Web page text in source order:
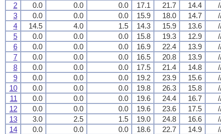
2
0.0 0.0 0.0 17.1 21.7 14.4
3
0.0 0.0 0.0 15.9 18.0 14.7
4
14.5 4.0 1.5 14.3 15.9 13.6
5
0.0 0.0 0.0 15.8 19.3 12.9
6
0.0 0.0 0.0 16.9 22.4 13.9
7
0.0 0.0 0.0 16.5 20.8 13.9
8
0.0 0.0 0.0 17.5 21.4 14.8
9
0.0 0.0 0.0 19.2 23.9 15.6
10
0.0 0.0 0.0 19.8 26.3 15.8
11
0.0 0.0 0.0 19.6 24.4 16.7
12
0.0 0.0 0.0 19.6 23.6 17.5
13
3.0 2.5 1.5 19.0 24.8 16.6
14
0.0 0.0 0.0 18.6 22.7 14.9